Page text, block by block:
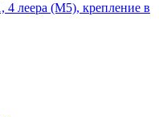
леера (М5), крепление в